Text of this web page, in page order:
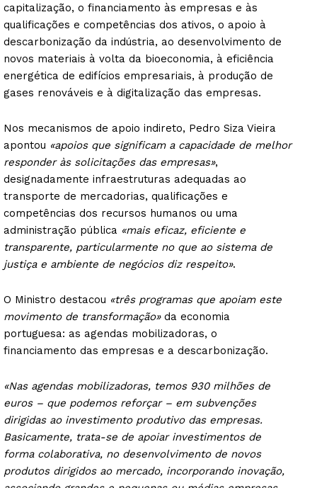
capitalização, o financiamento às empresas e às
qualificações e competências dos ativos, o apoio à
descarbonização da indústria, ao desenvolvimento de
novos materiais à volta da bioeconomia, à eficiência
energética de edifícios empresariais, à produção de
gases renováveis e à digitalização das empresas.
Nos mecanismos de apoio indireto, Pedro Siza Vieira
apontou «apoios que significam a capacidade de melhor
responder às solicitações das empresas»,
designadamente infraestruturas adequadas ao
transporte de mercadorias, qualificações e
competências dos recursos humanos ou uma
administração pública «mais eficaz, eficiente e
transparente, particularmente no que ao sistema de
justiça e ambiente de negócios diz respeito».
O Ministro destacou «três programas que apoiam este
movimento de transformação»da economia
portuguesa: as agendas mobilizadoras, o
financiamento das empresas e a descarbonização.
«Nas agendas mobilizadoras, temos 930 milhões de
euros – que podemos reforçar – em subvenções
dirigidas ao investimento produtivo das empresas.
Basicamente, trata-se de apoiar investimentos de
forma colaborativa, no desenvolvimento de novos
produtos dirigidos ao mercado, incorporando inovação,